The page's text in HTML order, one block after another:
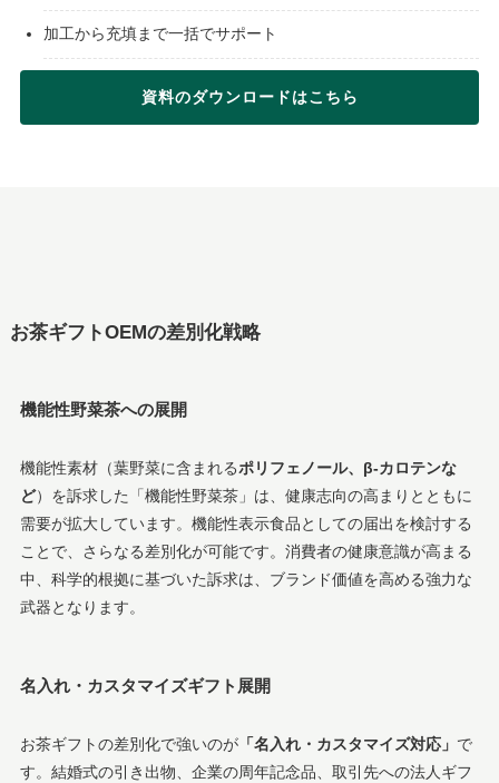
加工から充填まで一括でサポート
資料のダウンロードはこちら
お茶ギフトOEMの差別化戦略
機能性野菜茶への展開
機能性素材（葉野菜に含まれるポリフェノール、β-カロテンな
ど）を訴求した「機能性野菜茶」は、健康志向の高まりとともに
需要が拡大しています。機能性表示食品としての届出を検討する
ことで、さらなる差別化が可能です。消費者の健康意識が高まる
中、科学的根拠に基づいた訴求は、ブランド価値を高める強力な
武器となります。
名入れ・カスタマイズギフト展開
お茶ギフトの差別化で強いのが「名入れ・カスタマイズ対応」 で
す。結婚式の引き出物、企業の周年記念品、取引先への法人ギフ